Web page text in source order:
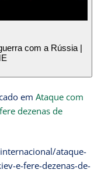
com a Rússia |
em Ataque com
dezenas de
ataque-
e-fere-dezenas-de-